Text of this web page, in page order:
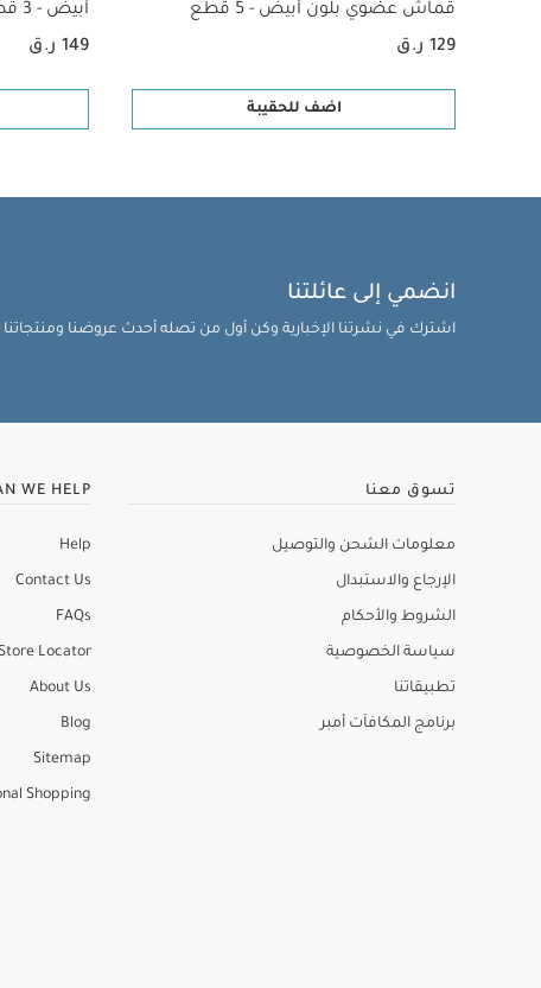
قماش عضوي بلون أبيض - 5 قطع
129 ر.ق
اضف للحقيبة
أبيض - 3 قطع
149 ر.ق
انضمي إلى عائلتنا
اشترك في نشرتنا الإخبارية وكن أول من تصله أحدث عروضنا ومنتجاتنا
تسوق معنا
معلومات الشحن والتوصيل
الإرجاع والاستبدال
الشروط والأحكام
سياسة الخصوصية
تطبيقاتنا
برنامج المكافآت أمبر
WE HELP
Help
Contact Us
FAQs
Locator
About Us
Blog
Sitemap
Shopping